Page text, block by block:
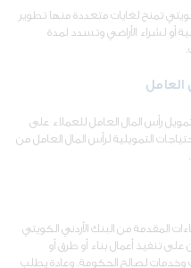
تمنح لغايات متعددة منها تطوير
أو لشراء الأراضي وتسدد لمدة
العامل
رأس المال العامل للعملاء على
التمويلية لرأس المال العامل من
المقدمة من البنك الأردني الكويتي
على تنفيذ أعمال بناء أو طرق أو
وخدمات لصالح الحكومة. وعادة يطلب